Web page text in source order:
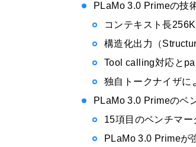
PLaMo 3.0 Primeの技
コンテキスト長
構造化出力（
Tool calling対応と
独自トークナイザに
PLaMo 3.0 Primeのベ
15項目のベンチマー
PLaMo 3.0 Primeが